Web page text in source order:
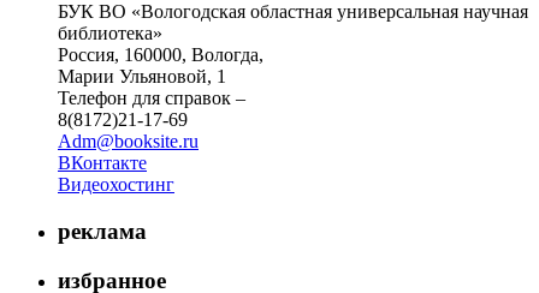
БУК ВО «Вологодская областная универсальная научная
библиотека»
Россия, 160000, Вологда,
Марии Ульяновой, 1
Телефон для справок –
8(8172)21-17-69
Adm@booksite.ru
ВКонтакте
Видеохостинг
реклама
избранное